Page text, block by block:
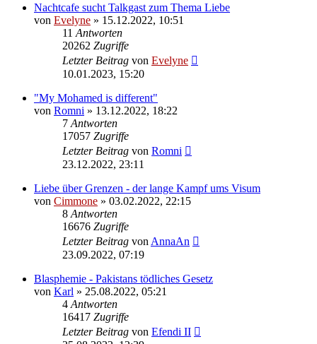
Nachtcafe sucht Talkgast zum Thema Liebe
von Evelyne » 15.12.2022, 10:51
11 Antworten
20262 Zugriffe
Letzter Beitrag von Evelyne
10.01.2023, 15:20
"My Mohamed is different"
von Romni » 13.12.2022, 18:22
7 Antworten
17057 Zugriffe
Letzter Beitrag von Romni
23.12.2022, 23:11
Liebe über Grenzen - der lange Kampf ums Visum
von Cimmone » 03.02.2022, 22:15
8 Antworten
16676 Zugriffe
Letzter Beitrag von AnnaAn
23.09.2022, 07:19
Blasphemie - Pakistans tödliches Gesetz
von Karl » 25.08.2022, 05:21
4 Antworten
16417 Zugriffe
Letzter Beitrag von Efendi II